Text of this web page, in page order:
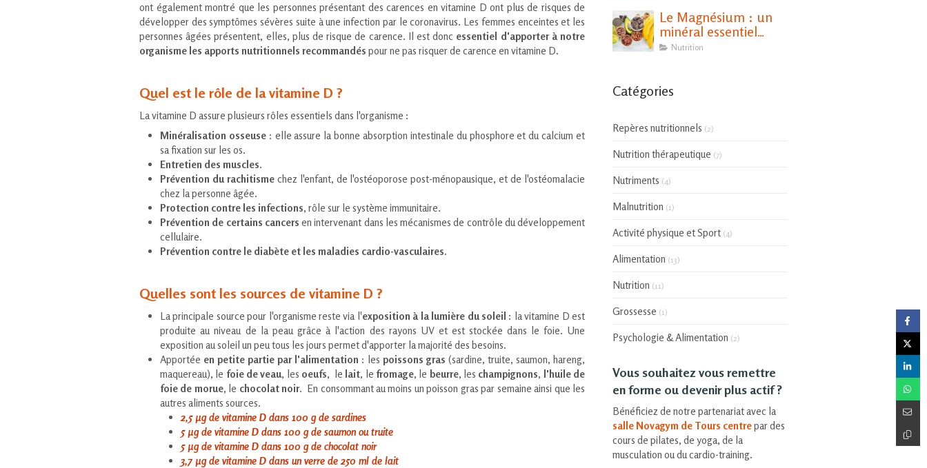
ont également montré que les personnes présentant des carences en vitamine D ont plus de risques de
développer des symptômes sévères suite à une infection par le coronavirus. Les femmes enceintes et les
personnes âgées présentent, elles, plus de risque de carence. Il est donc essentiel d'apporter à notre
organisme les apports nutritionnels recommandés pour ne pas risquer de carence en vitamine D.
Quel est le rôle de la vitamine D ?
La vitamine D assure plusieurs rôles essentiels dans l'organisme :
Minéralisation osseuse: elle assure la bonne absorption intestinale du phosphore et du calcium et
sa fixation sur les os.
Entretien des muscles.
Prévention du rachitismechez l'enfant, de l'ostéoporose post-ménopausique, et de l'ostéomalacie
chez la personne âgée.
Protection contre les infections, rôle sur le système immunitaire.
Prévention de certains cancers en intervenant dans les mécanismes de contrôle du développement
cellulaire.
Prévention contre le diabète et les maladies cardio-vasculaires.
Quelles sont les sources de vitamine D ?
La principale source pour l'organisme reste via l'exposition à la lumière du soleil : la vitamine D est
produite au niveau de la peau grâce à l'action des rayons UV et est stockée dans le foie. Une
exposition au soleil un peu tous les jours permet d'apporter la majorité des besoins.
Apportée en petite partie par l'alimentation : les poissons gras (sardine, truite, saumon, hareng,
maquereau), le foie de veau, les oeufs, le lait, le fromage, le beurre, les champignons, l'huile de
foie de morue, le chocolat noir. En consommant au moins un poisson gras par semaine ainsi que les
autres aliments sources.
2,5 µg de vitamine D dans 100 g de sardines
5 µg de vitamine D dans 100 g de saumon ou truite
5 µg de vitamine D dans 100 g de chocolat noir
3,7 µg de vitamine D dans un verre de 250 ml de lait
Le Magnésium : un
minéral essentiel
pour notre santé
Nutrition
Catégories
Repères nutritionnels (2)
Nutrition thérapeutique (7)
Nutriments (4)
Malnutrition (1)
Activité physique et Sport (4)
Alimentation (13)
Nutrition (11)
Grossesse (1)
Psychologie & Alimentation (2)
Vous souhaitez vous remettre
en forme ou devenir plus actif ?
Bénéficiez de notre partenariat avec la
salle Novagym de Tours centrepar des
cours de pilates, de yoga, de la
musculation ou du cardio-training.